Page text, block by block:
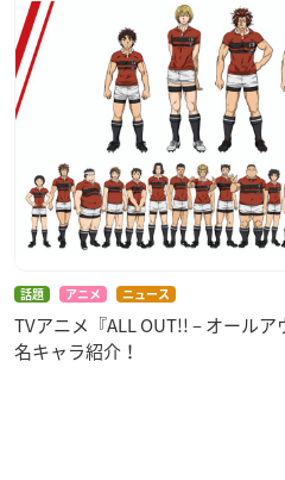
話題 アニメ ニュース
TVアニメ『ALL OUT!! – オール
名キャラ紹介！